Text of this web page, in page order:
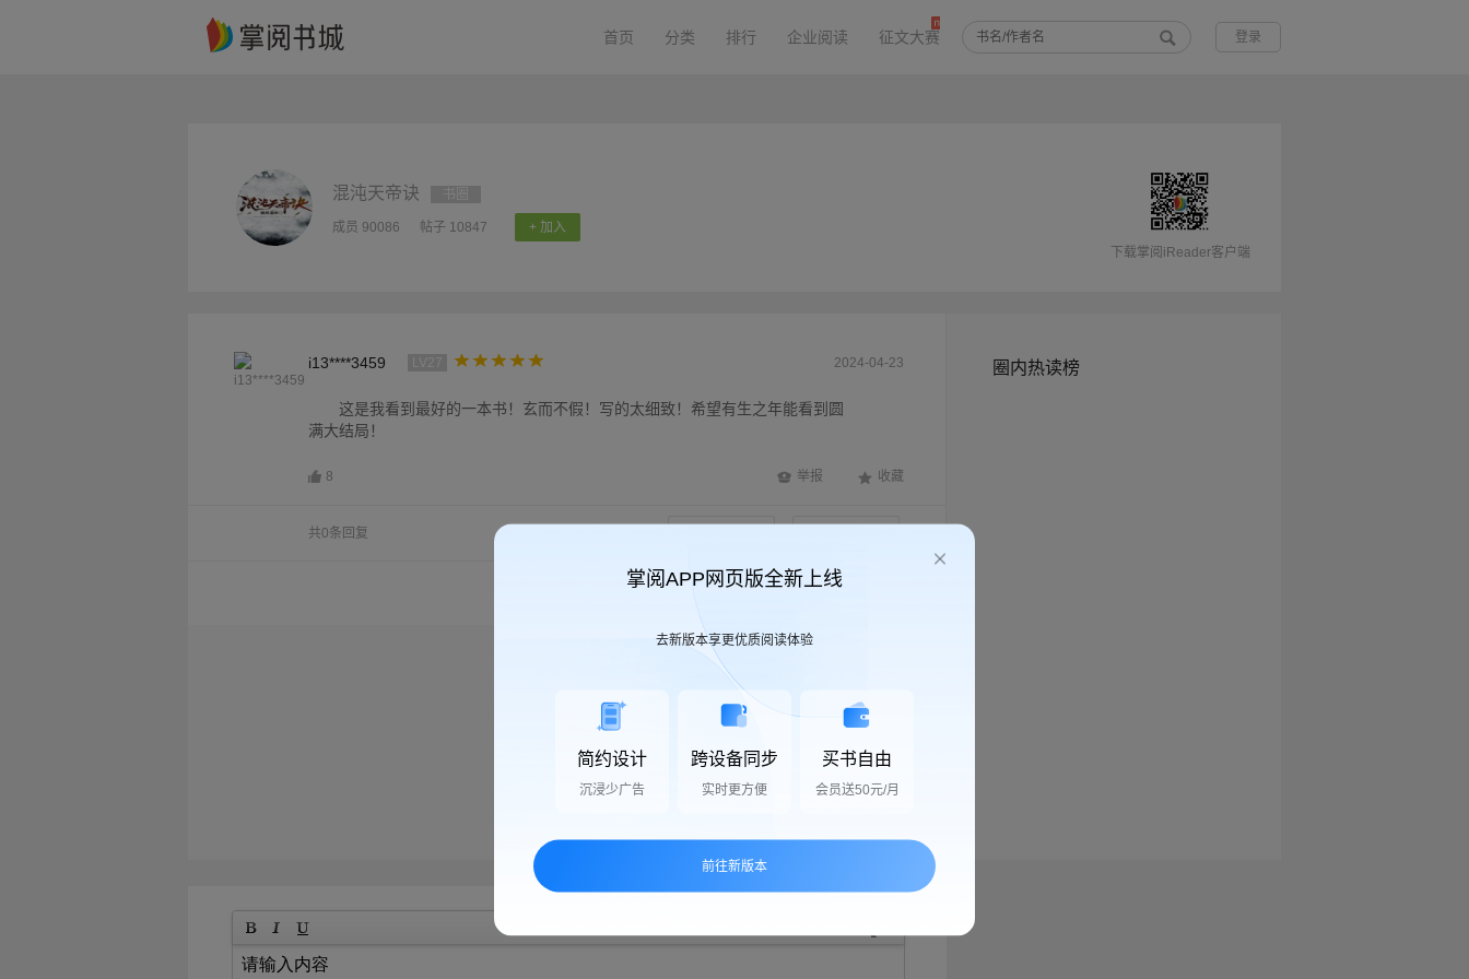
首页 分类 排行 企业阅读 征文大赛 登录
混沌天帝诀
成员 90086 帖子 10847
+ 加入
下载掌阅iReader客户端
i13****3459 2024-04-23
这是我看到最好的一本书！玄而不假！写的太细致！希望有生之年能看到圆
满大结局！
8 举报 收藏
共0条回复
圈内热读榜
掌阅APP网页版全新上线
去新版本享更优质阅读体验
简约设计
沉浸少广告
跨设备同步
实时更方便
买书自由
会员送50元/月
前往新版本